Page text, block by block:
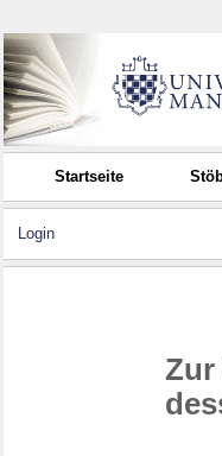
Startseite
Login
Zur